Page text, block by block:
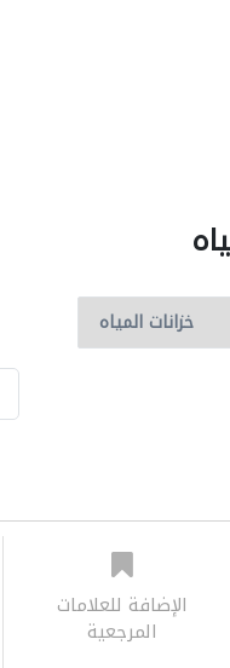
الإضافة للعلامات
المرجعية